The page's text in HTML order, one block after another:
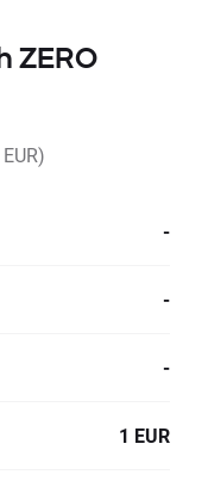
ZERO
-
-
-
1 EUR